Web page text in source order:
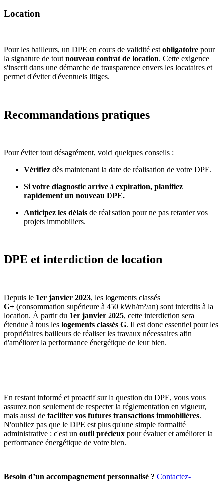
Location
Pour les bailleurs, un DPE en cours de validité est obligatoire pour
la signature de tout nouveau contrat de location. Cette exigence
s'inscrit dans une démarche de transparence envers les locataires et
permet d'éviter d'éventuels litiges.
Recommandations pratiques
Pour éviter tout désagrément, voici quelques conseils :
Vérifiez dès maintenant la date de réalisation de votre DPE.
Si votre diagnostic arrive à expiration, planifiez
rapidement un nouveau DPE.
Anticipez les délais de réalisation pour ne pas retarder vos
projets immobiliers.
DPE et interdiction de location
Depuis le 1er janvier 2023, les logements classés
G+ (consommation supérieure à 450 kWh/m²/an) sont interdits à la
location. À partir du 1er janvier 2025, cette interdiction sera
étendue à tous les logements classés G. Il est donc essentiel pour les
propriétaires bailleurs de réaliser les travaux nécessaires afin
d'améliorer la performance énergétique de leur bien.
En restant informé et proactif sur la question du DPE, vous vous
assurez non seulement de respecter la réglementation en vigueur,
mais aussi de faciliter vos futures transactions immobilières.
N'oubliez pas que le DPE est plus qu'une simple formalité
administrative : c'est un outil précieux pour évaluer et améliorer la
performance énergétique de votre bien.
Besoin d’un accompagnement personnalisé ? Contactez-